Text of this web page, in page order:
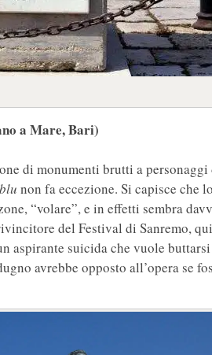
a Mare, Bari)
di monumenti brutti a
non fa eccezione. Si capisce che
“volare”, e in effetti sembra
del Festival di Sanremo,
aspirante suicida che vuole
avrebbe opposto all’opera se